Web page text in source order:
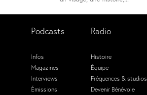
Podcasts
Infos
Magazines
Interviews
Émissions
Radio
Histoire
Équipe
Fréquences & studios
Devenir Bénévole